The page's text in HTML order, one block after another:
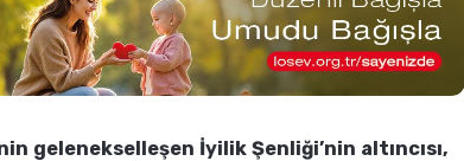
gelenekselleşen İyilik Şenliği’nin altıncısı,